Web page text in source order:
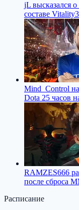
jL высказался
составе Vitality
Mind_Control
Dota 25 часов
RAMZES666
после сброса
Расписание